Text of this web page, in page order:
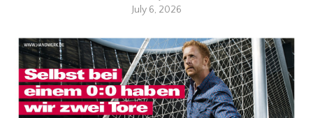
July 6, 2026